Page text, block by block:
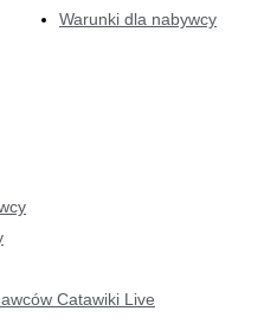
Warunki dla nabywcy
Catawiki Live